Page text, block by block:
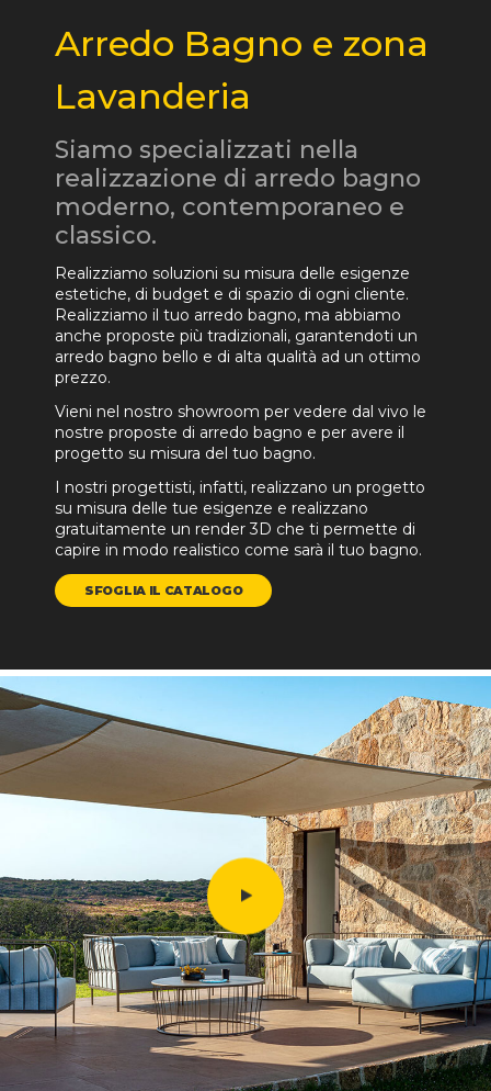
Arredo Bagno e zona
Lavanderia
Siamo specializzati nella
realizzazione di arredo bagno
moderno, contemporaneo e
classico.
Realizziamo soluzioni su misura delle esigenze
estetiche, di budget e di spazio di ogni cliente.
Realizziamo il tuo arredo bagno, ma abbiamo
anche proposte più tradizionali, garantendoti un
arredo bagno bello e di alta qualità ad un ottimo
prezzo.
Vieni nel nostro showroom per vedere dal vivo le
nostre proposte di arredo bagno e per avere il
progetto su misura del tuo bagno.
I nostri progettisti, infatti, realizzano un progetto
su misura delle tue esigenze e realizzano
gratuitamente un render 3D che ti permette di
capire in modo realistico come sarà il tuo bagno.
SFOGLIA IL CATALOGO